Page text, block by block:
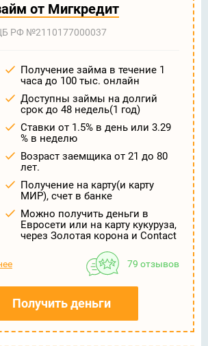
от Мигкредит
РФ №2110177000037
Получение займа в течение 1
часа до 100 тыс. онлайн
Доступны займы на долгий
срок до 48 недель(1 год)
Ставки от 1.5% в день или 3.29
% в неделю
Возраст заемщика от 21 до 80
лет.
Получение на карту(и карту
МИР), счет в банке
Можно получить деньги в
Евросети или на карту кукуруза,
через Золотая корона и Contact
79 отзывов
Получить деньги